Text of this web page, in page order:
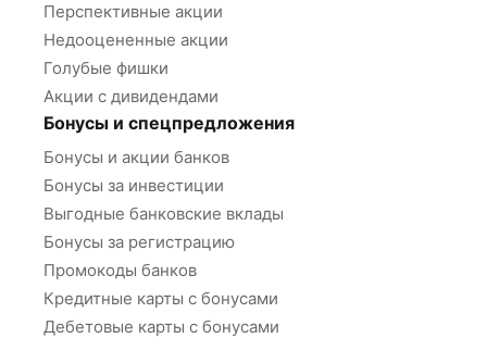
Перспективные акции
Недооцененные акции
Голубые фишки
Акции с дивидендами
Бонусы и спецпредложения
Бонусы и акции банков
Бонусы за инвестиции
Выгодные банковские вклады
Бонусы за регистрацию
Промокоды банков
Кредитные карты с бонусами
Дебетовые карты с бонусами